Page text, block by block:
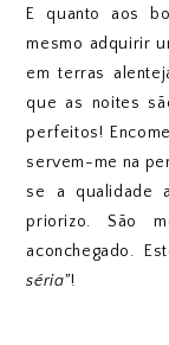
E quanto aos
mesmo adquirir
em terras
que as noites
perfeitos!
servem-me na
se a qualidade
priorizo. São
aconchegado.
séria"!